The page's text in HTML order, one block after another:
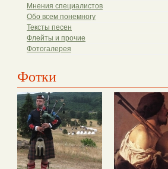
Мнения специалистов
Обо всем понемногу
Тексты песен
Флейты и прочие
Фотогалерея
Фотки